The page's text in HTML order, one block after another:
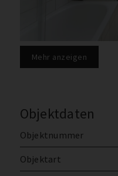
Mehr anzeigen
Objektdaten
Objektnummer
Objektart